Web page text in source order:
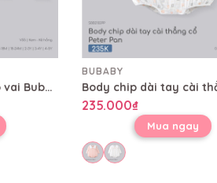
Bộ dài tay cổ tròn bèo vai Bubaby SVC1104BG
BUBABY
235.000₫
Mua ngay